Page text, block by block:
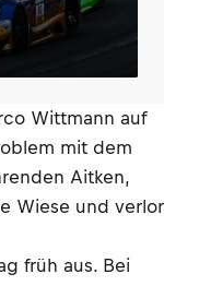
Wittmann auf
mit dem
Aitken,
Wiese und verlor
früh aus. Bei